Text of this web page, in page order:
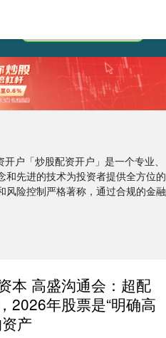
户「炒股配资开户」是一个专业、
先进的技术为投资者提供全方位的
险控制严格著称，通过合规的金融
本 高盛沟通会：超配
2026年股票是“明确高
产